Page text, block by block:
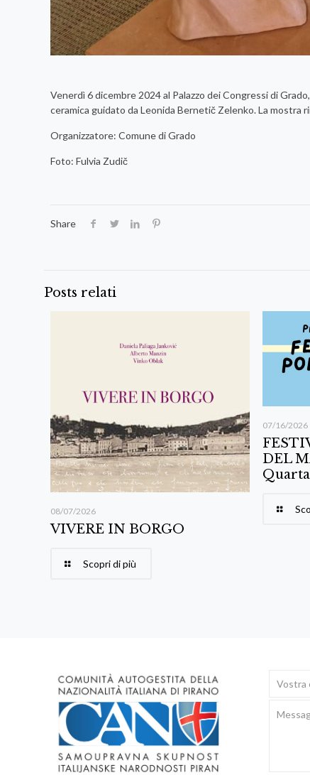
Venerdì 6 dicembre 2024 al Palazzo dei Congressi di
ceramica guidato da Leonida Bernetič Zelenko. La mostra
Organizzatore: Comune di Grado
Foto: Fulvia Zudič
Share
Posts relati
08/07/2026
VIVERE IN BORGO
Scopri di più
07/16/2026
DEL